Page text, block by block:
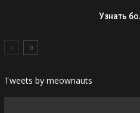
Узнать
Tweets by meownauts